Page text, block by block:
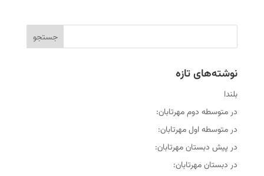
نوشته‌های تازه
بلندا
در متوسطه دوم مهرتابان:
در متوسطه اول مهرتابان:
در پیش دبستان مهرتابان:
در دبستان مهرتابان: